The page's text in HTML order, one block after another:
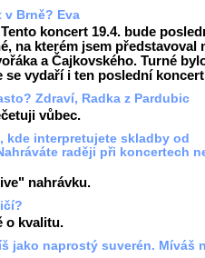
v Brně? Eva
koncert 19.4. bude
na kterém jsem představoval
a Čajkovského. Turné
se vydaří i ten poslední
Zdraví, Radka z Pardubic
vůbec.
kde interpretujete skladby od
raději při koncertech
nahrávku.
o kvalitu.
jako naprostý suverén. Míváš